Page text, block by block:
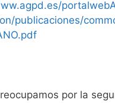
publicaciones/
por la